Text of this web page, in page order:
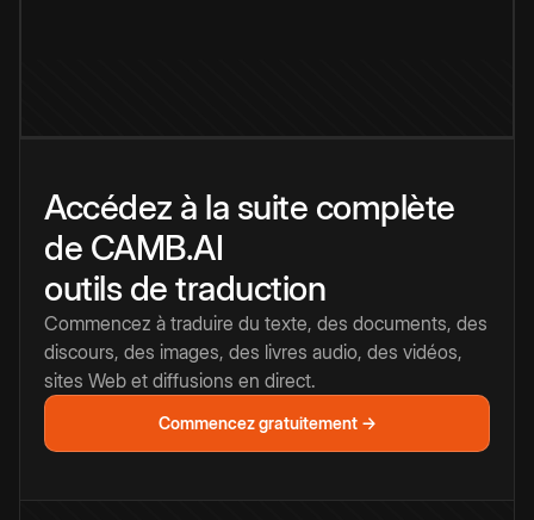
Accédez à la suite complète
de CAMB.AI
outils de traduction
Commencez à traduire du texte, des documents, des
discours, des images, des livres audio, des vidéos,
sites Web et diffusions en direct.
Commencez gratuitement →